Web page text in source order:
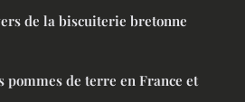
de la biscuiterie bretonne
pommes de terre en France et